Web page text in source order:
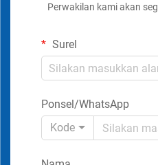
Perwakilan kami akan
Surel
Ponsel/WhatsApp
Kode